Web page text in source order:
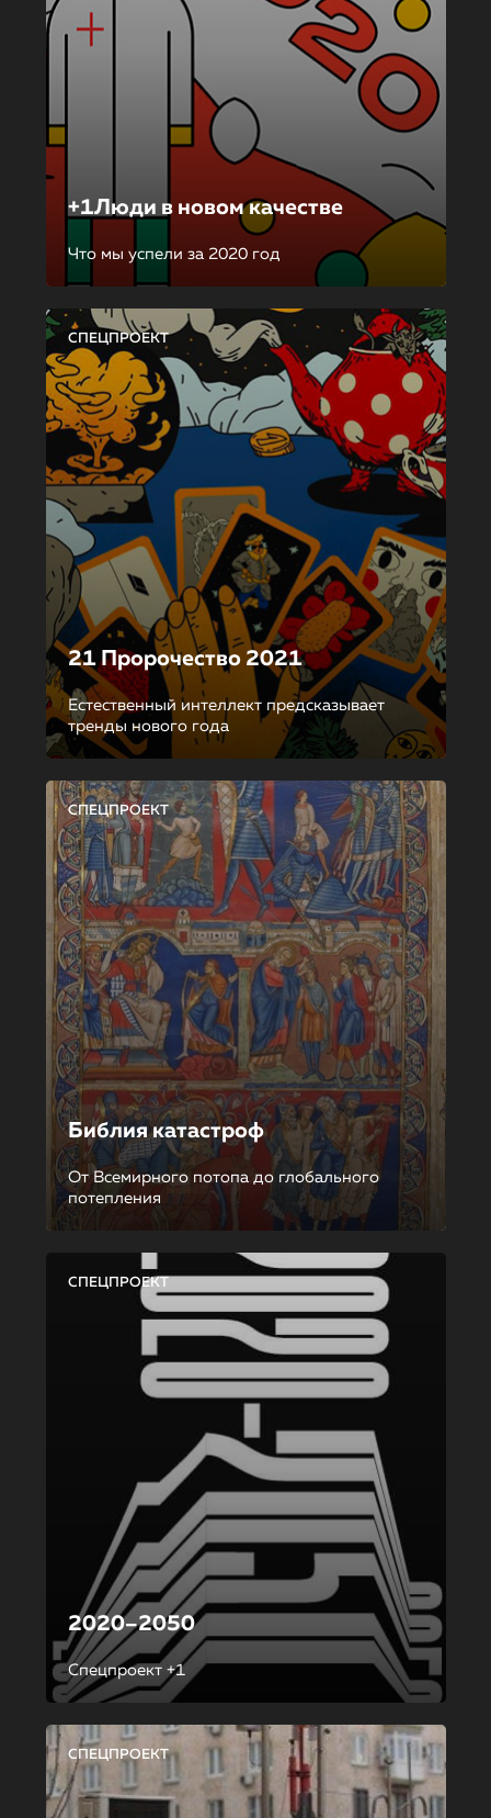
+1Люди в новом качестве
Что мы успели за 2020 год
СПЕЦПРОЕКТ
21 Пророчество 2021
Естественный интеллект предсказывает
тренды нового года
СПЕЦПРОЕКТ
Библия катастроф
От Всемирного потопа до глобального
потепления
СПЕЦПРОЕКТ
2020–2050
Спецпроект +1
СПЕЦПРОЕКТ